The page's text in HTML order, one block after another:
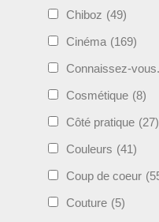
Chiboz (49)
Cinéma (169)
Connaissez-
Cosmétique (8)
Côté pratique (27)
Couleurs (41)
Coup de coeur
Couture (5)